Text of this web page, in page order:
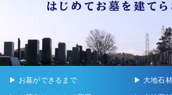
はじめてお墓を建て
▶︎ お墓ができるまで ▶︎ 大地石